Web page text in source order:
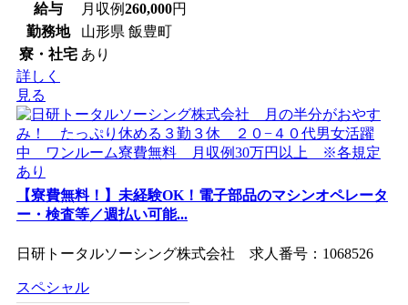
給与
月収例260,000円
勤務地
山形県 飯豊町
寮・社宅 あり
詳しく
見る
【寮費無料！】未経験OK！電子部品のマシンオペレータ
ー・検査等／週払い可能...
日研トータルソーシング株式会社 求人番号：1068526
スペシャル